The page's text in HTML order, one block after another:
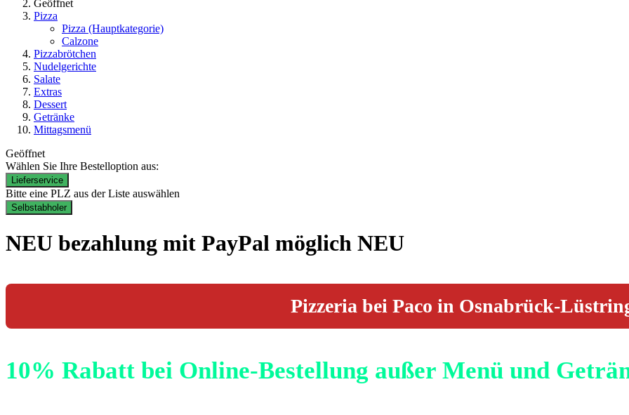
Geöffnet
Pizza
Pizza (Hauptkategorie)
Calzone
Pizzabrötchen
Nudelgerichte
Salate
Extras
Dessert
Getränke
Mittagsmenü
Geöffnet
Wählen Sie Ihre Bestelloption aus:
Lieferservice
Bitte eine PLZ aus der Liste auswählen
Selbstabholer
NEU bezahlung mit PayPal möglich NEU
Pizzeria bei Paco in Osnabrück-
10% Rabatt bei Online-Bestellung außer Menü und